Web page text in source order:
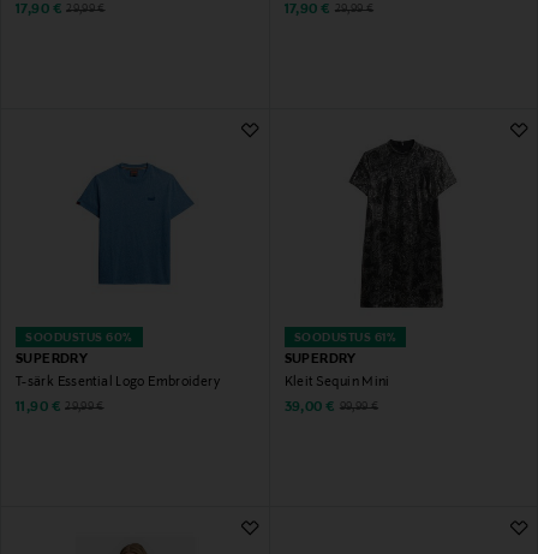
Discounted Price
17,90 € Original Price
29,99 €
Discounted Price
17,90 € Original Price
29,99 €
SOODUSTUS 60%
SUPERDRY
T-särk Essential Logo Embroidery
Discounted Price
11,90 € Original Price
29,99 €
SOODUSTUS 61%
SUPERDRY
Kleit Sequin Mini
Discounted Price
39,00 € Original Price
99,99 €